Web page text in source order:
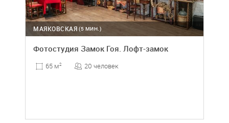
(5 МИН.)
МАЯКОВСКАЯ
Фотостудия Замок Гоя. Лофт-замок
65 м2 20 человек